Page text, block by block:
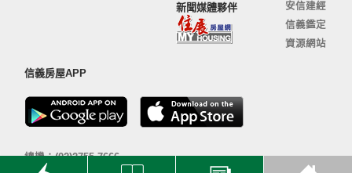
新聞媒體夥伴
安信建經
信義鑑定
資源網站
信義房屋APP
總機：(02)2755-7666